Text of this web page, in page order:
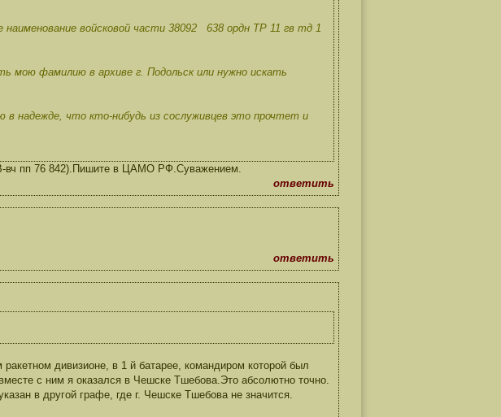
войсковой части 38092 638 ордн ТР 11 гв тд 1
мою фамилию в архиве г. Подольск или нужно искать
надежде, что кто-нибудь из сослуживцев это прочтет и
вч пп 76 842).Пишите в ЦАМО РФ.Суважением.
ответить
ответить
дивизионе, в 1 й батарее, командиром которой был
с ним я оказался в Чешске Тшебова.Это абсолютно точно.
в другой графе, где г. Чешске Тшебова не значится.